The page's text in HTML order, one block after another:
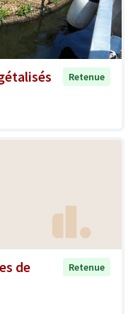
Retenue
de
Retenue